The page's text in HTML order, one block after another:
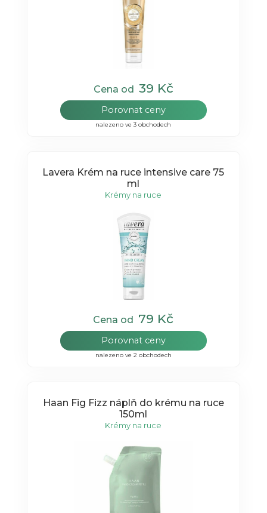
Cena od 39 Kč
Porovnat ceny
nalezeno ve 3 obchodech
Lavera Krém na ruce intensive care 75
ml
Krémy na ruce
Cena od 79 Kč
Porovnat ceny
nalezeno ve 2 obchodech
Haan Fig Fizz náplň do krému na ruce
150ml
Krémy na ruce